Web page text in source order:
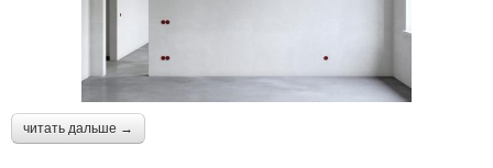
читать дальше →